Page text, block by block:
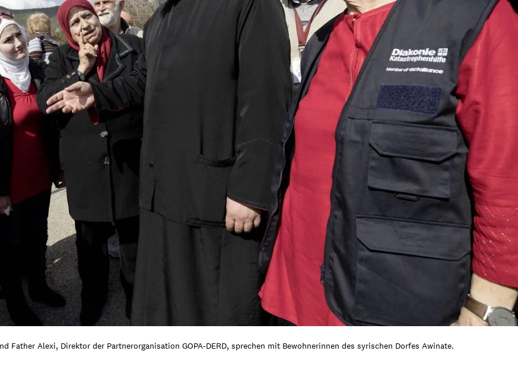
Alexi, Direktor der Partnerorganisation GOPA-DERD, sprechen mit Bewohnerinnen des syrischen Dorfes Awinate.